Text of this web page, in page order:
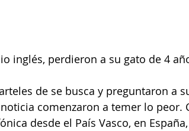
inglés, perdieron a su gato de 4
de se busca y preguntaron a
comenzaron a temer lo peor.
desde el País Vasco, en